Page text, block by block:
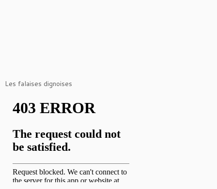
Les falaises dignoises